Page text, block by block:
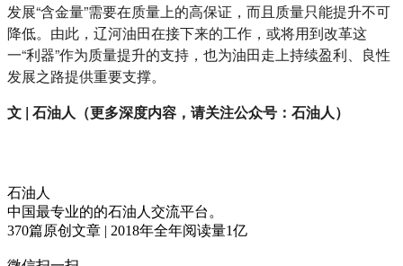
发展“含金量”需要在质量上的高保证，而且质量只能提升不可
降低。由此，辽河油田在接下来的工作，或将用到改革这
一“利器”作为质量提升的支持，也为油田走上持续盈利、良性
发展之路提供重要支撑。
文 | 石油人（更多深度内容，请关注公众号：石油人）
石油人
中国最专业的的石油人交流平台。
370篇原创文章 | 2018年全年阅读量1亿